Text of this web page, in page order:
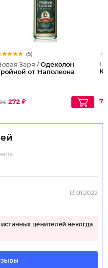
(5)
Заря / Одеколон
от Наполеона
272 ₽
13.01.2022
ценителей некогда